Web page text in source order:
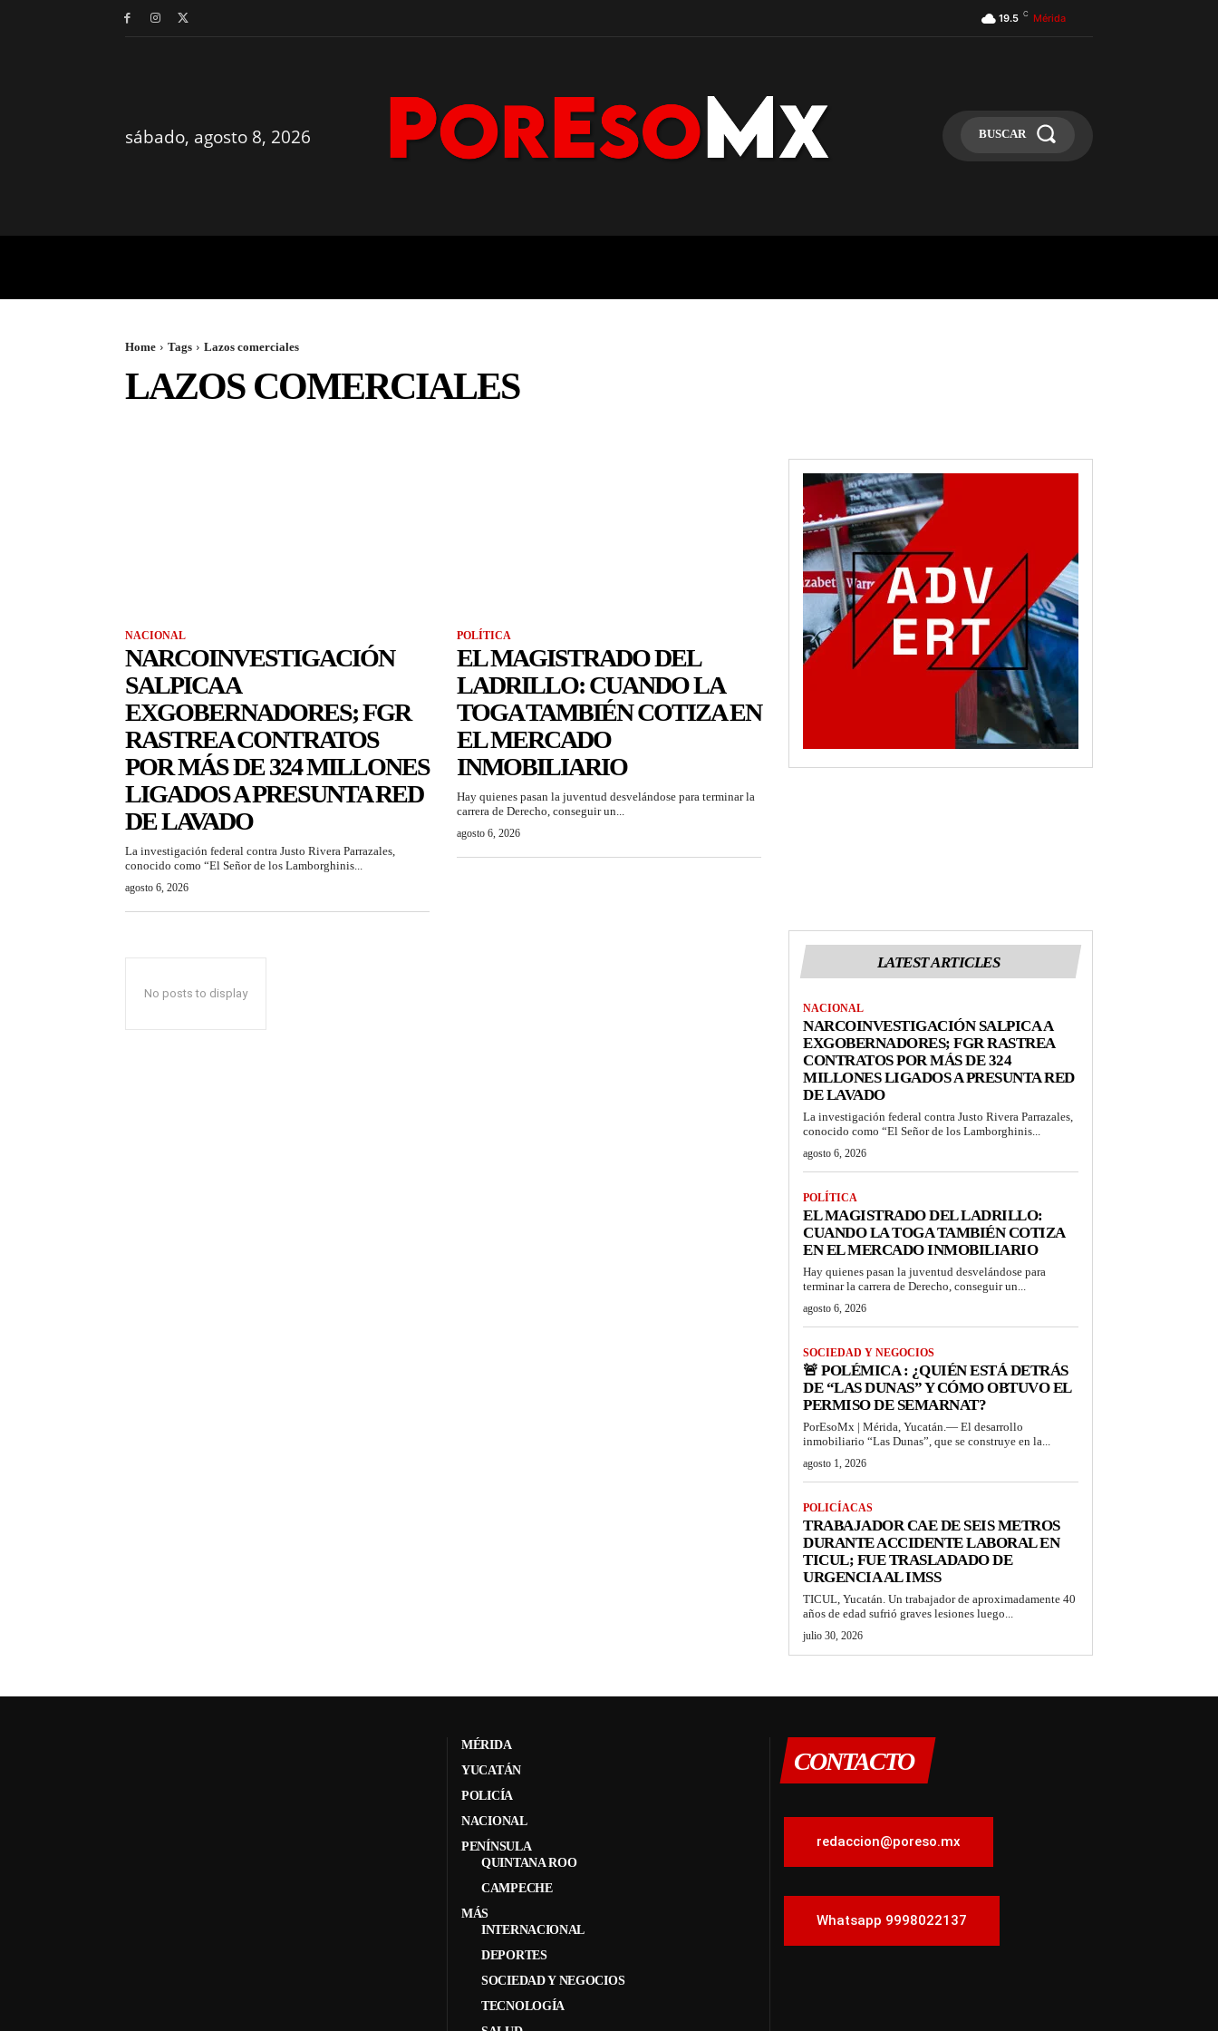
19.5 C Mérida
sábado, agosto 8, 2026 BUSCAR
Home Tags Lazos comerciales
LAZOS COMERCIALES
NACIONAL
NARCOINVESTIGACIÓN
SALPICA A
EXGOBERNADORES; FGR
RASTREA CONTRATOS
POR MÁS DE 324 MILLONES
LIGADOS A PRESUNTA RED
DE LAVADO
La investigación federal contra Justo Rivera Parrazales,
conocido como “El Señor de los Lamborghinis...
agosto 6, 2026
POLÍTICA
EL MAGISTRADO DEL
LADRILLO: CUANDO LA
TOGA TAMBIÉN COTIZA EN
EL MERCADO
INMOBILIARIO
Hay quienes pasan la juventud desvelándose para terminar la
carrera de Derecho, conseguir un...
agosto 6, 2026
No posts to display
LATEST ARTICLES
NACIONAL
NARCOINVESTIGACIÓN SALPICA A
EXGOBERNADORES; FGR RASTREA
CONTRATOS POR MÁS DE 324
MILLONES LIGADOS A PRESUNTA RED
DE LAVADO
La investigación federal contra Justo Rivera Parrazales,
conocido como “El Señor de los Lamborghinis...
agosto 6, 2026
POLÍTICA
EL MAGISTRADO DEL LADRILLO:
CUANDO LA TOGA TAMBIÉN COTIZA
EN EL MERCADO INMOBILIARIO
Hay quienes pasan la juventud desvelándose para
terminar la carrera de Derecho, conseguir un...
agosto 6, 2026
SOCIEDAD Y NEGOCIOS
🚨 POLÉMICA : ¿QUIÉN ESTÁ DETRÁS
DE “LAS DUNAS” Y CÓMO OBTUVO EL
PERMISO DE SEMARNAT?
PorEsoMx | Mérida, Yucatán.— El desarrollo
inmobiliario “Las Dunas”, que se construye en la...
agosto 1, 2026
POLICÍACAS
TRABAJADOR CAE DE SEIS METROS
DURANTE ACCIDENTE LABORAL EN
TICUL; FUE TRASLADADO DE
URGENCIA AL IMSS
TICUL, Yucatán. Un trabajador de aproximadamente 40
años de edad sufrió graves lesiones luego...
julio 30, 2026
MÉRIDA
YUCATÁN
POLICÍA
NACIONAL
PENÍNSULA
QUINTANA ROO
CAMPECHE
MÁS
INTERNACIONAL
DEPORTES
SOCIEDAD Y NEGOCIOS
TECNOLOGÍA
CONTACTO
redaccion@poreso.mx
Whatsapp 9998022137